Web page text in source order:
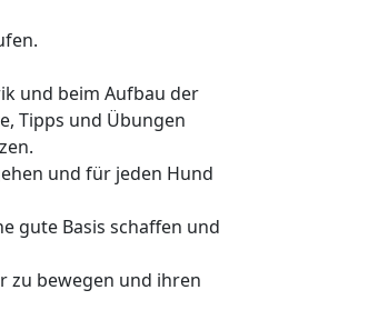
und beim Aufbau der
Tipps und Übungen
und für jeden Hund
gute Basis schaffen und
zu bewegen und ihren